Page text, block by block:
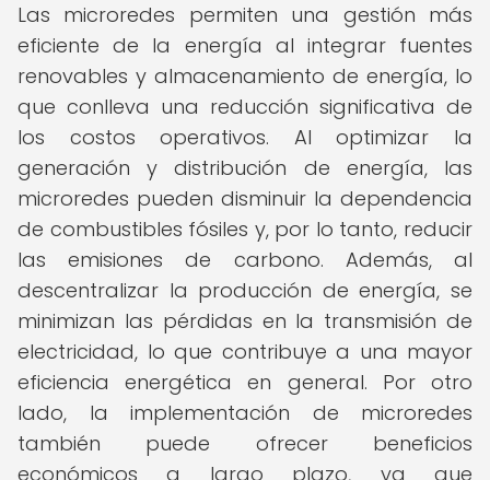
Las microredes permiten una gestión más
eficiente de la energía al integrar fuentes
renovables y almacenamiento de energía, lo
que conlleva una reducción significativa de
los costos operativos. Al optimizar la
generación y distribución de energía, las
microredes pueden disminuir la dependencia
de combustibles fósiles y, por lo tanto, reducir
las emisiones de carbono. Además, al
descentralizar la producción de energía, se
minimizan las pérdidas en la transmisión de
electricidad, lo que contribuye a una mayor
eficiencia energética en general. Por otro
lado, la implementación de microredes
también puede ofrecer beneficios
económicos a largo plazo, ya que